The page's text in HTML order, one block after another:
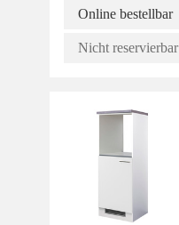
Online bestellbar
Nicht reservierbar